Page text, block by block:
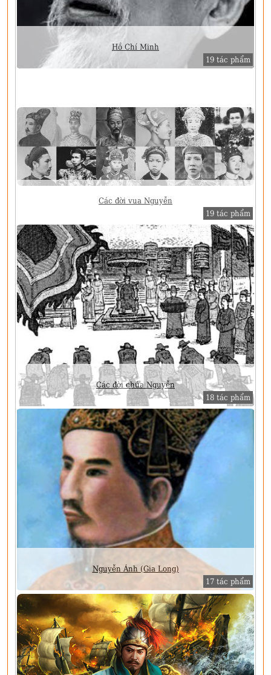
Hồ Chí Minh
19 tác phẩm
Các đời vua Nguyễn
19 tác phẩm
Các đời chúa Nguyễn
18 tác phẩm
Nguyễn Ánh (Gia Long)
17 tác phẩm